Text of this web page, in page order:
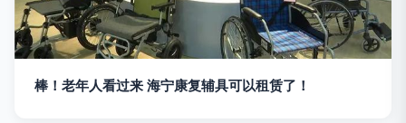
棒！老年人看过来 海宁康复辅具可以租赁了！